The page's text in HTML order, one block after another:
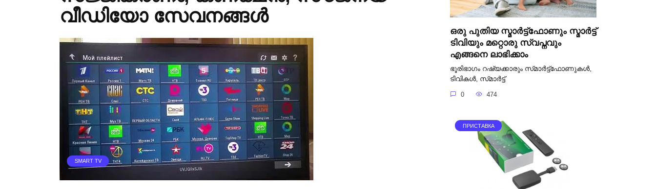
വീഡിയോ സേവനങ്ങൾ
SMART TV
ഒരു പുതിയ സ്മാർട്ട്‌ഫോണും സ്മാർട്ട്
ടിവിയും മറ്റൊരു സ്വപ്നവും
എങ്ങനെ ലാഭിക്കാം
ഭൂരിഭാഗം റഷ്യക്കാരും സ്‌മാർട്ട്‌ഫോണുകൾ,
ടിവികൾ, സ്‌മാർട്ട്
0 474
ПРИСТАВКА